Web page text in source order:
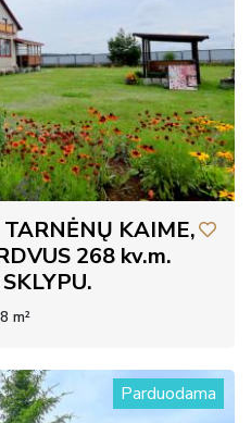
KAIME,
268 kv.m.
m²
Parduodama